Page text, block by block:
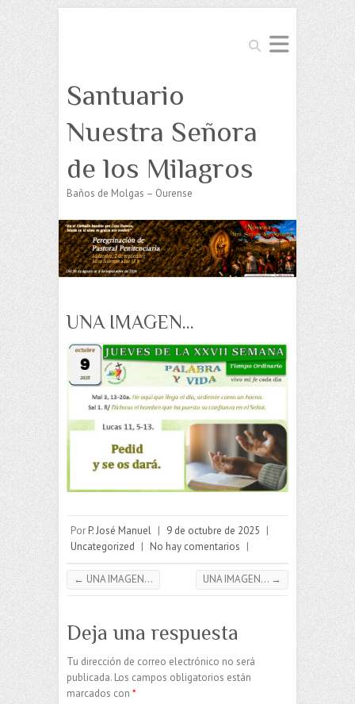
Buscar
Santuario
Nuestra Señora
de los Milagros
Baños de Molgas – Ourense
UNA IMAGEN…
Por P. José Manuel | 9 de octubre de 2025 |
Uncategorized | No hay comentarios |
← UNA IMAGEN… UNA IMAGEN… →
Deja una respuesta
Tu dirección de correo electrónico no será
publicada. Los campos obligatorios están
marcados con *